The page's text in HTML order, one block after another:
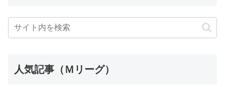
人気記事（Ｍリーグ）